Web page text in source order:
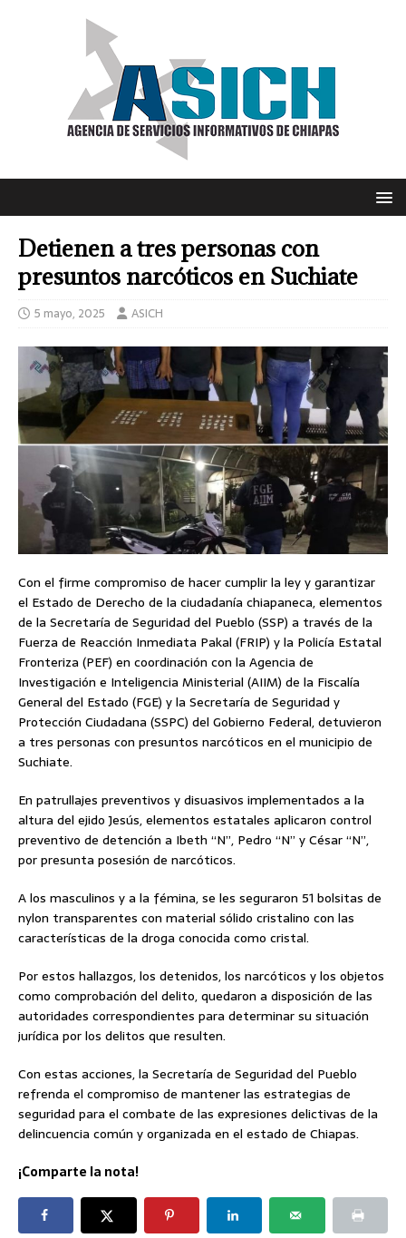
Detienen a tres personas con
presuntos narcóticos en Suchiate
5 mayo, 2025 ASICH
Con el firme compromiso de hacer cumplir la ley y garantizar
el Estado de Derecho de la ciudadanía chiapaneca, elementos
de la Secretaría de Seguridad del Pueblo (SSP) a través de la
Fuerza de Reacción Inmediata Pakal (FRIP) y la Policía Estatal
Fronteriza (PEF) en coordinación con la Agencia de
Investigación e Inteligencia Ministerial (AIIM) de la Fiscalía
General del Estado (FGE) y la Secretaría de Seguridad y
Protección Ciudadana (SSPC) del Gobierno Federal, detuvieron
a tres personas con presuntos narcóticos en el municipio de
Suchiate.
En patrullajes preventivos y disuasivos implementados a la
altura del ejido Jesús, elementos estatales aplicaron control
preventivo de detención a Ibeth “N”, Pedro “N” y César “N”,
por presunta posesión de narcóticos.
A los masculinos y a la fémina, se les seguraron 51 bolsitas de
nylon transparentes con material sólido cristalino con las
características de la droga conocida como cristal.
Por estos hallazgos, los detenidos, los narcóticos y los objetos
como comprobación del delito, quedaron a disposición de las
autoridades correspondientes para determinar su situación
jurídica por los delitos que resulten.
Con estas acciones, la Secretaría de Seguridad del Pueblo
refrenda el compromiso de mantener las estrategias de
seguridad para el combate de las expresiones delictivas de la
delincuencia común y organizada en el estado de Chiapas.
¡Comparte la nota!